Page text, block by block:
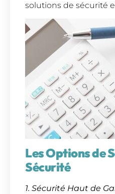
solutions de sécurité
Les Options de
Sécurité
1. Sécurité Haut de